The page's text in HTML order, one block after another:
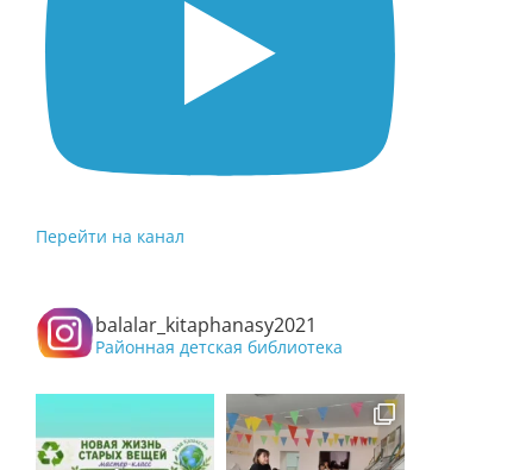
Перейти на канал
balalar_kitaphanasy2021
Районная детская библиотека